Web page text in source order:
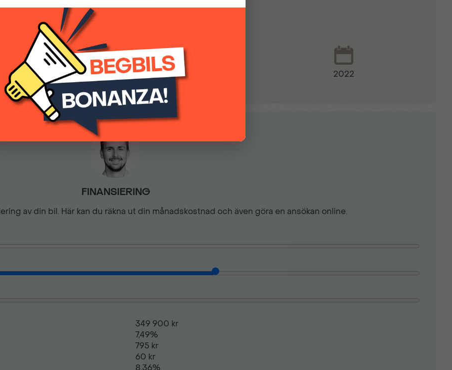
El-uppvärmd ratt
Filhållsassistans
Motoriserad bagagelucka
Navigation med färgskärm
Parkeringssensor fram
Skinnklädsel
Yttertemperaturmätare
349 900 kr
Automatisk 5125 2022
FINANSIERING
av din bil. Här kan du räkna ut din månadskostnad och även göra en ansökan online.
349 900 kr
7,49%
795 kr
60 kr
8,36%